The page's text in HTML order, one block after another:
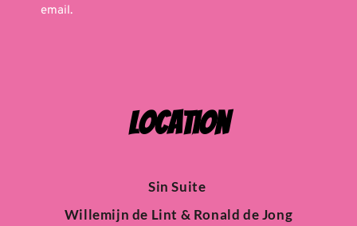
email.
Location
Sin Suite
Willemijn de Lint & Ronald de Jong